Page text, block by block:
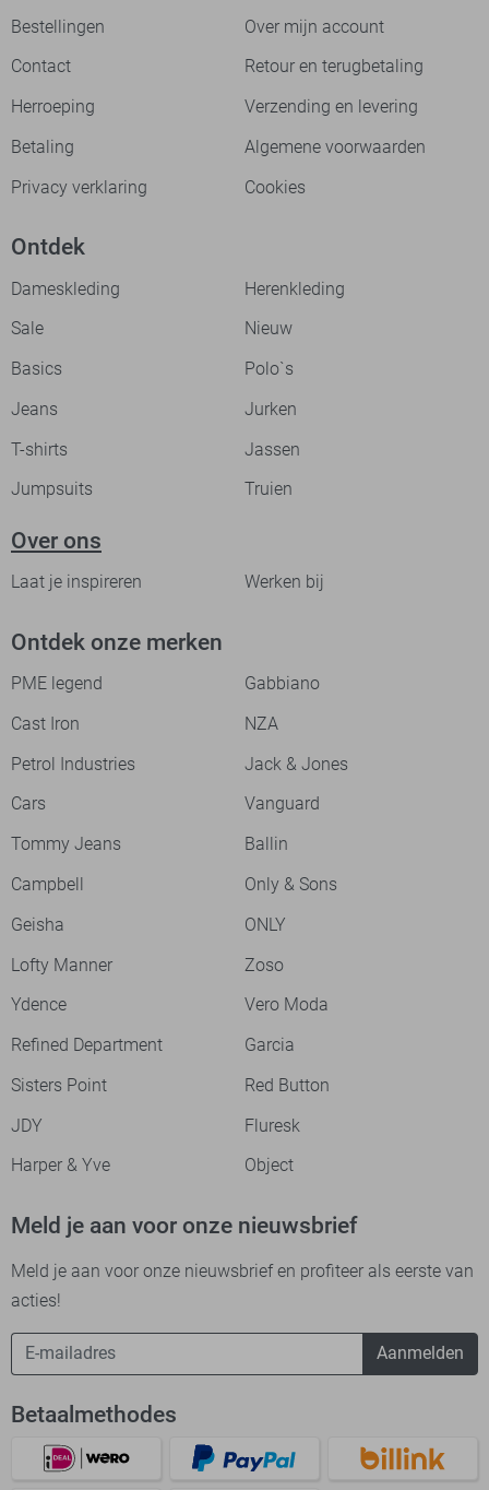
Bestellingen
Over mijn account
Contact
Retour en terugbetaling
Herroeping
Verzending en levering
Betaling
Algemene voorwaarden
Privacy verklaring
Cookies
Ontdek
Dameskleding
Herenkleding
Sale
Nieuw
Basics
Polo`s
Jeans
Jurken
T-shirts
Jassen
Jumpsuits
Truien
Over ons
Laat je inspireren Werken bij
Ontdek onze merken
PME legend
Gabbiano
Cast Iron
NZA
Petrol Industries
Jack & Jones
Cars
Vanguard
Tommy Jeans
Ballin
Campbell
Only & Sons
Geisha
ONLY
Lofty Manner
Zoso
Ydence
Vero Moda
Refined Department
Garcia
Sisters Point
Red Button
JDY
Fluresk
Harper & Yve
Object
Meld je aan voor onze nieuwsbrief
Meld je aan voor onze nieuwsbrief en profiteer als eerste van
acties!
Aanmelden
Betaalmethodes